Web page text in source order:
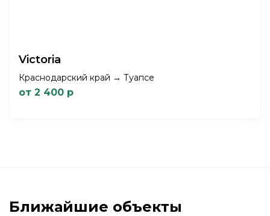
Victoria
Краснодарский край → Туапсе
от 2 400 р
Ближайшие объекты